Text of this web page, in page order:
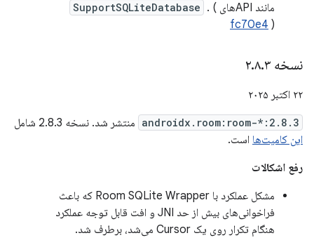
مانند APIهای
SupportSQLiteDatabase . (
fc70e4 )
نسخه ۲ .۸.۳
۲۲ اکتبر ۲۰۲۵
androidx.room:room-*:2.8.3 منتشر شد. نسخه 2.8.3 شامل
این کامیت‌ها است.
رفع اشکالات
مشکل عملکرد با Room SQLite Wrapper که باعث
فراخوانی‌های بیش از حد JNI و افت قابل توجه عملکرد
هنگام تکرار روی یک Cursor می‌شد، برطرف شد.